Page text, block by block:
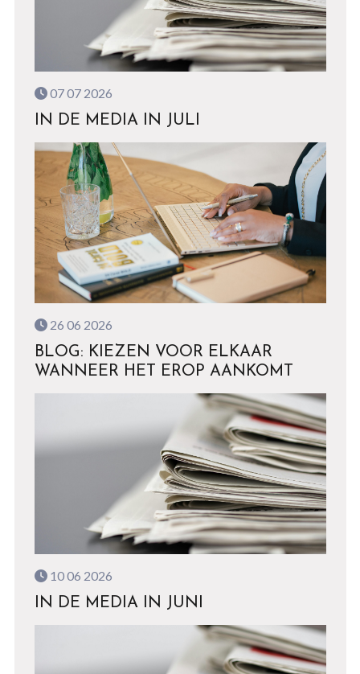
07 07 2026
IN DE MEDIA IN JULI
26 06 2026
BLOG: KIEZEN VOOR ELKAAR
WANNEER HET EROP AANKOMT
10 06 2026
IN DE MEDIA IN JUNI